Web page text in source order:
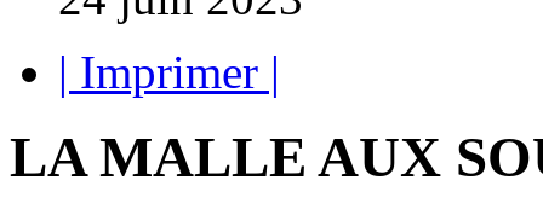
| Imprimer |
LA MALLE AUX